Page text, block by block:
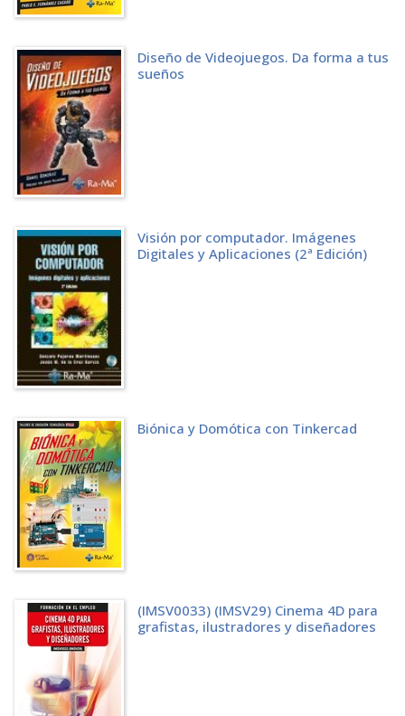
4.2 AVENTURAS GRÁFICAS
4.2.2 Dificultad
4.2.3 Historia antes del juego
4.2.4 Diálogo
4.3 ACCIÓN Y AVENTURA
4.4 COMBATE EN PRIMERA PERSONA (FPS)
4.4.1 Hilo argumental y personajes
4.4.2 Eventos dinámicos
4.5 PLATAFORMAS
4.5.1 Narrativa
4.5.3 Sector de audiencia
4.5.4 Diseño de niveles
4.5.5 Personajes no jugadores
4.6 ESTRATEGIA
4.6.1 Equilibrio entre equipos homogéneos
4.6.2 Equilibrio entre equipos heterogéneos
4.6.3 Narrativa
4.7 ROMPECABEZAS
4.7.1 ¿Cuándo añadir una historia?
4.8 SIMULACIÓN
4.9 CARRERAS DE VEHÍCULOS
4.9.1 ROL (RPG)
4.9.2 Narrativa
4.9.3 Riesgo
4.9.4 Habilidades
4.9.5 Misiones
4.9.6 Diálogo
4.9.7 Juegos roguelike
CAPÍTULO 5 VIDEOJUEGOS INDEPENDIENTES
5.1 COMPONENTES ARTÍSTICOS
5.2 ¿QUÉ LOS HACE DIFERENTES?
5.3 DIFERENCIAS EN LA NARRATIVA
CAPÍTULO 6 EMOCIONES Y CATARSIS
6.1 PROYECCIÓN SOCIAL Y PERSONAL
6.1.1 Diferencias con la cinematografía cuasi interactiva
Diseño de Videojuegos. Da forma a tus
sueños
Visión por computador. Imágenes
Digitales y Aplicaciones (2ª Edición)
Biónica y Domótica con Tinkercad
(IMSV0033) (IMSV29) Cinema 4D para
grafistas, ilustradores y diseñadores